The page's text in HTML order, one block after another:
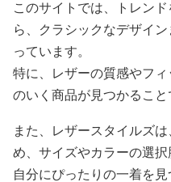
このサイトでは、トレン
ら、クラシックなデザイ
っています。
特に、レザーの質感やフ
のいく商品が見つかること
また、レザースタイルズ
め、サイズやカラーの選択
自分にぴったりの一着を